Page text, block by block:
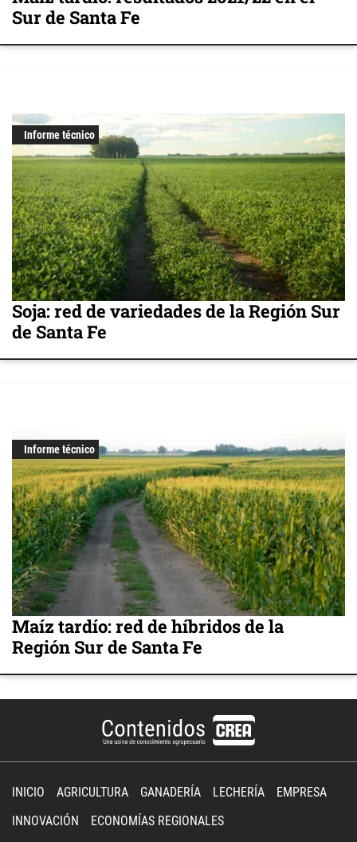
Sur de Santa Fe
Informe técnico
Soja: red de variedades de la Región Sur
de Santa Fe
Informe técnico
Maíz tardío: red de híbridos de la
Región Sur de Santa Fe
INICIO AGRICULTURA GANADERÍA LECHERÍA
EMPRESA
INNOVACIÓN
ECONOMÍAS REGIONALES